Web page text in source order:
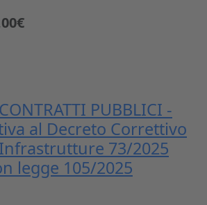
PUBBLICI -
al Decreto Correttivo
73/2025
legge 105/2025